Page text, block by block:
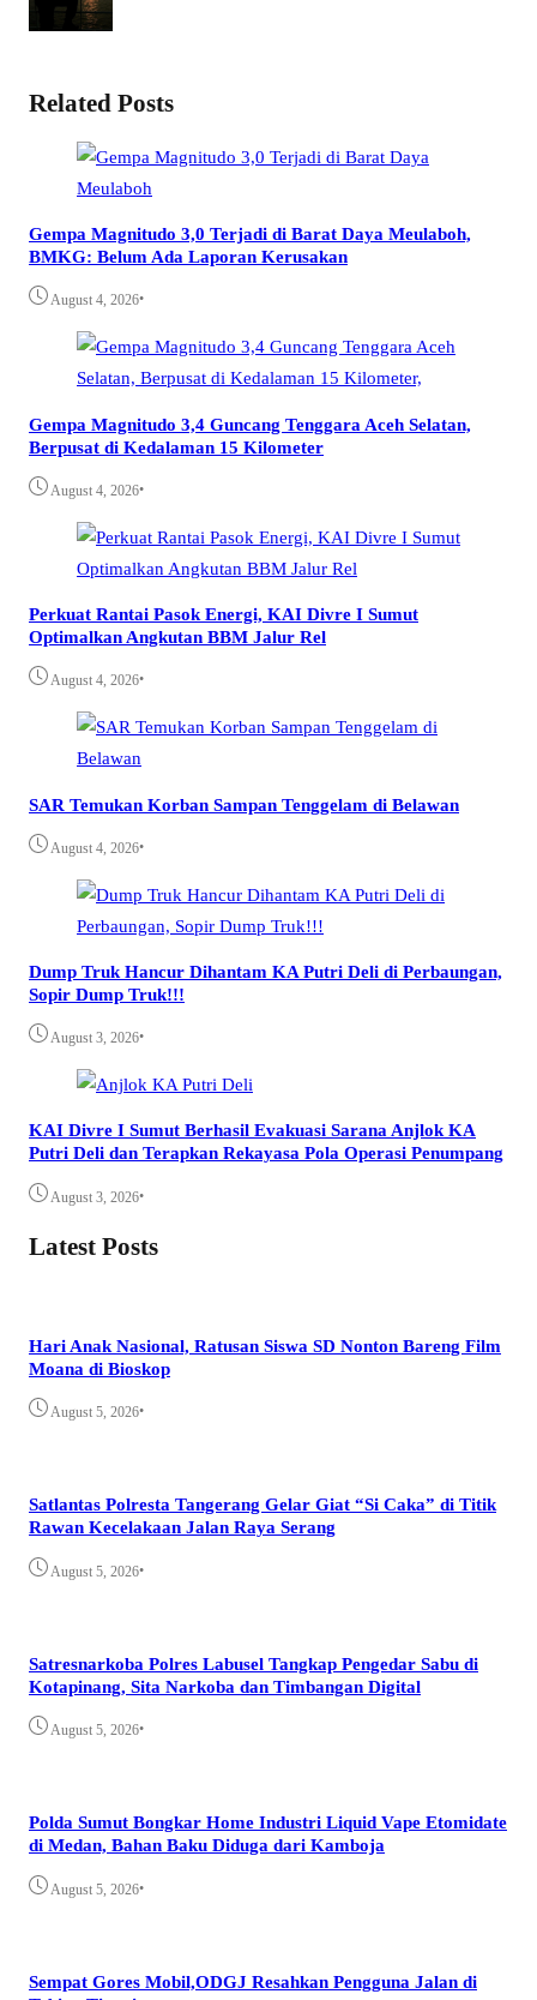
Related Posts
Gempa Magnitudo 3,0 Terjadi di Barat Daya Meulaboh,
BMKG: Belum Ada Laporan Kerusakan
August 4, 2026•
Gempa Magnitudo 3,4 Guncang Tenggara Aceh Selatan,
Berpusat di Kedalaman 15 Kilometer
August 4, 2026•
Perkuat Rantai Pasok Energi, KAI Divre I Sumut
Optimalkan Angkutan BBM Jalur Rel
August 4, 2026•
SAR Temukan Korban Sampan Tenggelam di Belawan
August 4, 2026•
Dump Truk Hancur Dihantam KA Putri Deli di Perbaungan,
Sopir Dump Truk!!!
August 3, 2026•
KAI Divre I Sumut Berhasil Evakuasi Sarana Anjlok KA
Putri Deli dan Terapkan Rekayasa Pola Operasi Penumpang
August 3, 2026•
Latest Posts
Hari Anak Nasional, Ratusan Siswa SD Nonton Bareng Film
Moana di Bioskop
August 5, 2026•
Satlantas Polresta Tangerang Gelar Giat “Si Caka” di Titik
Rawan Kecelakaan Jalan Raya Serang
August 5, 2026•
Satresnarkoba Polres Labusel Tangkap Pengedar Sabu di
Kotapinang, Sita Narkoba dan Timbangan Digital
August 5, 2026•
Polda Sumut Bongkar Home Industri Liquid Vape Etomidate
di Medan, Bahan Baku Diduga dari Kamboja
August 5, 2026•
Sempat Gores Mobil,ODGJ Resahkan Pengguna Jalan di